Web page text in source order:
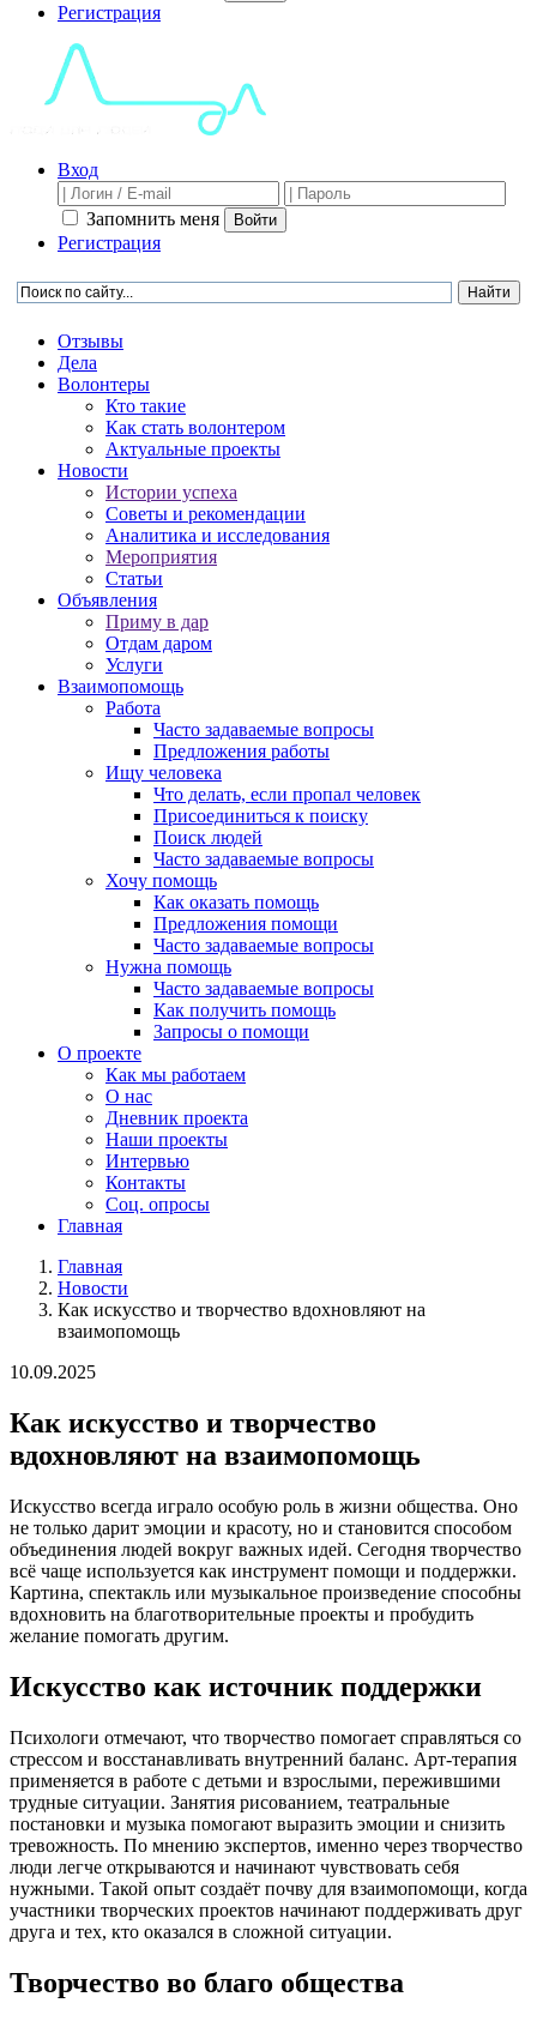
Регистрация
Вход
Запомнить меня Войти
Регистрация
Отзывы
Дела
Волонтеры
Кто такие
Как стать волонтером
Актуальные проекты
Новости
Истории успеха
Советы и рекомендации
Аналитика и исследования
Мероприятия
Статьи
Объявления
Приму в дар
Отдам даром
Услуги
Взаимопомощь
Работа
Часто задаваемые вопросы
Предложения работы
Ищу человека
Что делать, если пропал человек
Присоединиться к поиску
Поиск людей
Часто задаваемые вопросы
Хочу помощь
Как оказать помощь
Предложения помощи
Часто задаваемые вопросы
Нужна помощь
Часто задаваемые вопросы
Как получить помощь
Запросы о помощи
О проекте
Как мы работаем
О нас
Дневник проекта
Наши проекты
Интервью
Контакты
Соц. опросы
Главная
Главная
Новости
Как искусство и творчество вдохновляют на
взаимопомощь
10.09.2025
Как искусство и творчество
вдохновляют на взаимопомощь
Искусство всегда играло особую роль в жизни общества. Оно
не только дарит эмоции и красоту, но и становится способом
объединения людей вокруг важных идей. Сегодня творчество
всё чаще используется как инструмент помощи и поддержки.
Картина, спектакль или музыкальное произведение способны
вдохновить на благотворительные проекты и пробудить
желание помогать другим.
Искусство как источник поддержки
Психологи отмечают, что творчество помогает справляться со
стрессом и восстанавливать внутренний баланс. Арт-терапия
применяется в работе с детьми и взрослыми, пережившими
трудные ситуации. Занятия рисованием, театральные
постановки и музыка помогают выразить эмоции и снизить
тревожность. По мнению экспертов, именно через творчество
люди легче открываются и начинают чувствовать себя
нужными. Такой опыт создаёт почву для взаимопомощи, когда
участники творческих проектов начинают поддерживать друг
друга и тех, кто оказался в сложной ситуации.
Творчество во благо общества